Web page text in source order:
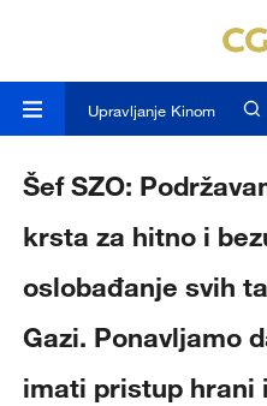
Upravljanje Kinom
Šef SZO:
krsta za hitno i
oslobađanje svih
Gazi. Ponavljamo
imati pristup hrani